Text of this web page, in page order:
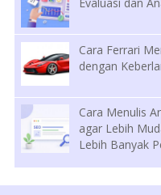
Cara Ferrari
dengan
Cara Menulis
agar Lebih
Lebih Banyak